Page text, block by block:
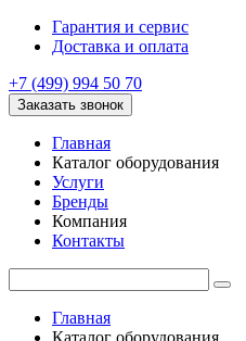
Гарантия и сервис
Доставка и оплата
+7 (499) 994 50 70
Заказать звонок
Главная
Каталог оборудования
Услуги
Бренды
Компания
Контакты
Главная
Каталог оборудования